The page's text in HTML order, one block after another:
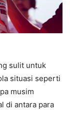
sulit untuk
situasi seperti
musim
di antara para